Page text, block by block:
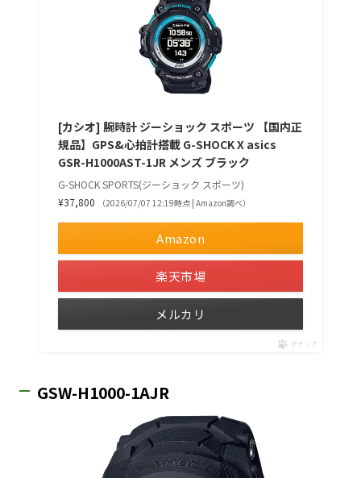
[カシオ] 腕時計 ジーショック スポーツ 【国内正
規品】GPS&心拍計搭載 G-SHOCK X asics
GSR-H1000AST-1JR メンズ ブラック
G-SHOCK SPORTS(ジーショック スポーツ)
¥37,800
（2026/07/07 12:19時点 | Amazon調べ）
Amazon
楽天市場
メルカリ
ポチップ
GSW-H1000-1AJR